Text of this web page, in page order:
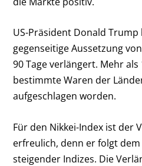
US-Präsident Donald
gegenseitige Aussetzung
90 Tage verlängert. Mehr
bestimmte Waren der
aufgeschlagen worden.
Für den Nikkei-Index ist der
erfreulich, denn er folgt
steigender Indizes. Die